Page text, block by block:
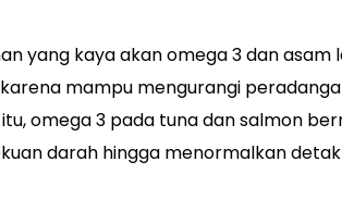
yang kaya akan omega 3 dan asam
mampu mengurangi
omega 3 pada tuna dan salmon
darah hingga menormalkan